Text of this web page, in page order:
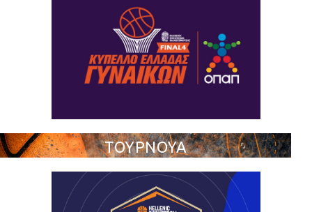
ΤΟΥΡΝΟΥΑ